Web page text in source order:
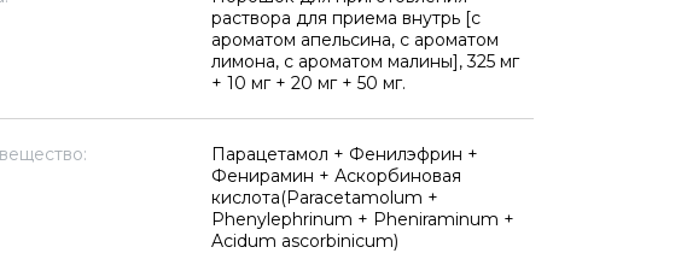
раствора для приема внутрь [с
ароматом апельсина, с ароматом
лимона, с ароматом малины], 325 мг
+ 10 мг + 20 мг + 50 мг.
Парацетамол + Фенилэфрин +
Фенирамин + Аскорбиновая
кислота(Paracetamolum +
Phenylephrinum + Pheniraminum +
Acidum ascorbinicum)